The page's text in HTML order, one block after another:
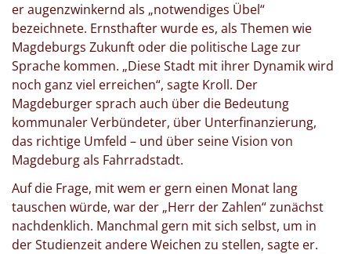
er augenzwinkernd als „notwendiges Übel“
bezeichnete. Ernsthafter wurde es, als Themen wie
Magdeburgs Zukunft oder die politische Lage zur
Sprache kommen. „Diese Stadt mit ihrer Dynamik wird
noch ganz viel erreichen“, sagte Kroll. Der
Magdeburger sprach auch über die Bedeutung
kommunaler Verbündeter, über Unterfinanzierung,
das richtige Umfeld – und über seine Vision von
Magdeburg als Fahrradstadt.
Auf die Frage, mit wem er gern einen Monat lang
tauschen würde, war der „Herr der Zahlen“ zunächst
nachdenklich. Manchmal gern mit sich selbst, um in
der Studienzeit andere Weichen zu stellen, sagte er.